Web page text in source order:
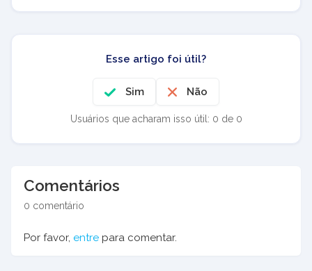
Esse artigo foi útil?
Sim Não
Usuários que acharam isso útil: 0 de 0
Comentários
0 comentário
Por favor, entre para comentar.